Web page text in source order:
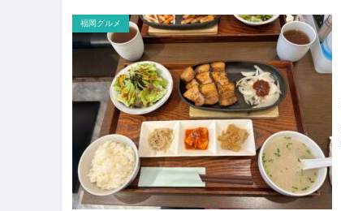
福岡グルメ